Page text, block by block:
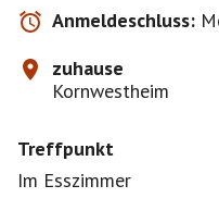
Das eine oder andere
drin während die Pizza
Pizza und Nachtisch.
Noch was in eigener
böse sein wenn ihr
Anmeldeschluss:
zuhause
Kornwestheim
Treffpunkt
Im Esszimmer